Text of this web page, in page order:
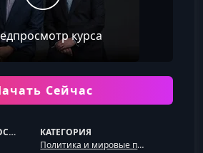
курса
Сейчас
ПРОДОЛЖИТЕЛЬНОСТЬ
КАТЕГОРИЯ
Политика и мировые процессы